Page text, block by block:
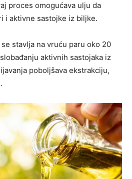
proces omogućava ulju da
i aktivne sastojke iz biljke.
stavlja na vruću paru oko 20
aktivnih sastojaka iz
poboljšava ekstrakciju,